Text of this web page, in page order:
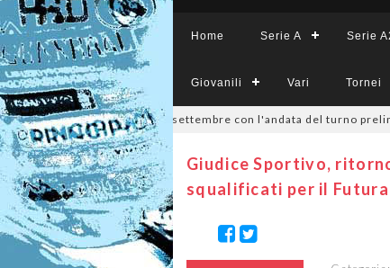
Home Serie A Serie
Giovanili Vari Tornei
si parte il 19 settembre con l'andata del turno preliminare:
Giudice Sportivo,
squalificati per il Futura